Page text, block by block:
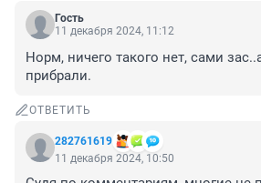
Гость
11 декабря 2024, 11:12
Норм, ничего такого нет, сами
прибрали.
ОТВЕТИТЬ
282761619
11 декабря 2024, 10:50